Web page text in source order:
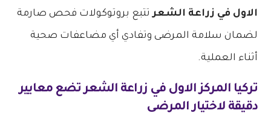
الاول في زراعة الشعرتتبع بروتوكولات فحص صارمة
لضمان سلامة المرضى وتفادي أي مضاعفات صحية
أثناء العملية.
تركيا المركز الاول في زراعة الشعرتضع معايير
دقيقة لاختيار المرضى